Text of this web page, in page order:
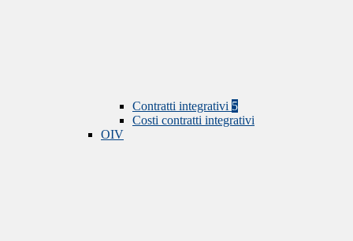
Contratti integrativi 5
Costi contratti integrativi
OIV